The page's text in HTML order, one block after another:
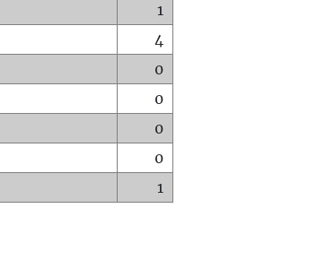
1
4
0
0
0
0
1